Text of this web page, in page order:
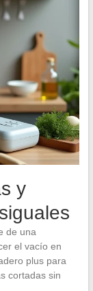
y
de una
el vacío en
plus para
cortadas sin